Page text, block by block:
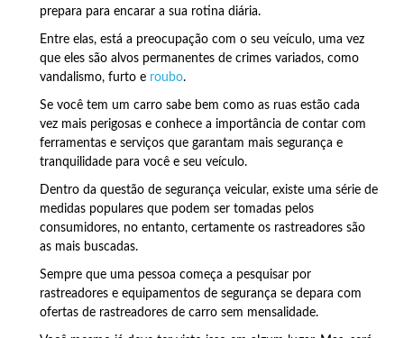
prepara para encarar a sua rotina diária.
Entre elas, está a preocupação com o seu veículo, uma vez
que eles são alvos permanentes de crimes variados, como
vandalismo, furto e roubo.
Se você tem um carro sabe bem como as ruas estão cada
vez mais perigosas e conhece a importância de contar com
ferramentas e serviços que garantam mais segurança e
tranquilidade para você e seu veículo.
Dentro da questão de segurança veicular, existe uma série de
medidas populares que podem ser tomadas pelos
consumidores, no entanto, certamente os rastreadores são
as mais buscadas.
Sempre que uma pessoa começa a pesquisar por
rastreadores e equipamentos de segurança se depara com
ofertas de rastreadores de carro sem mensalidade.